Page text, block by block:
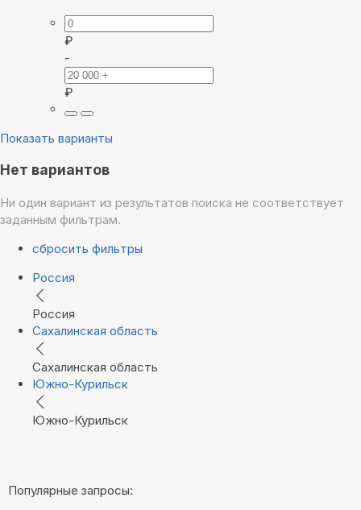
₽
-
₽
Показать варианты
Нет вариантов
Ни один вариант из результатов поиска не соответствует
заданным фильтрам.
сбросить фильтры
Россия
Россия
Сахалинская область
Сахалинская область
Южно-Курильск
Южно-Курильск
Популярные запросы: